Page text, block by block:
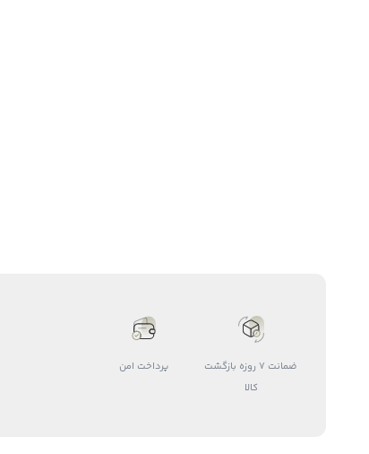
ضمانت 7 روزه بازگشت
کالا
پرداخت امن